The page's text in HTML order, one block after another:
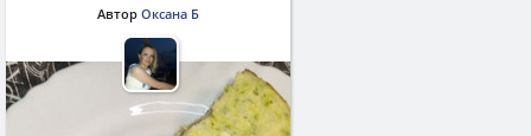
Автор Оксана Б